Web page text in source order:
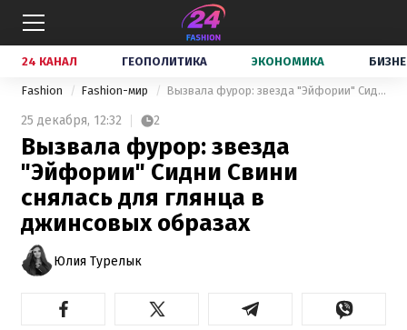
24 КАНАЛ ГЕОПОЛИТИКА ЭКОНОМИКА
Fashion Fashion-мир Вызвала фурор: звезда "Эйфории" Сидни Свини снялась для глянца в джинсовых образах
25 декабря, 12:32 2
Вызвала фурор: звезда
"Эйфории" Сидни Свини
снялась для глянца в
джинсовых образах
Юлия Турелык